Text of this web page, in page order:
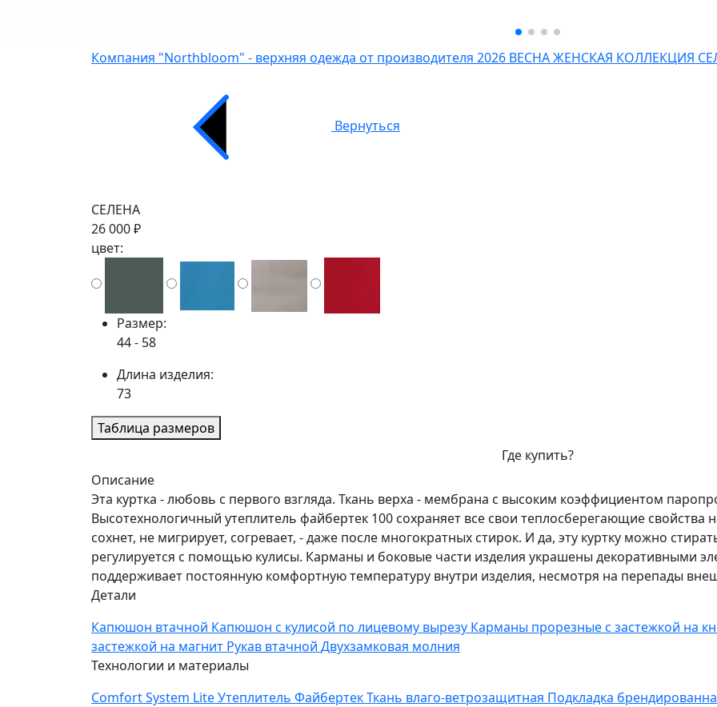
Компания "Northbloom" - верхняя одежда от производителя 2026 ВЕСНА ЖЕНСКАЯ КОЛЛЕКЦИЯ
Вернуться
СЕЛЕНА
26 000 ₽
цвет:
Размер:
44 - 58
Длина изделия:
73
Таблица размеров
Где купить?
Описание
Эта куртка - любовь с первого взгляда. Ткань верха - мембрана с высоким коэффициентом
Высотехнологичный утеплитель файбертек 100 сохраняет все свои теплосберегающие
сохнет, не мигрирует, согревает, - даже после многократных стирок. И да, эту куртку можно
регулируется с помощью кулисы. Карманы и боковые части изделия украшены декоративными
поддерживает постоянную комфортную температуру внутри изделия, несмотря на перепады
Детали
Капюшон втачной Капюшон с кулисой по лицевому вырезу Карманы прорезные с застежкой на
застежкой на магнит Рукав втачной Двухзамковая молния
Технологии и материалы
Comfort System LiteУтеплитель ФайбертекТкань влаго-ветрозащитная Подкладка